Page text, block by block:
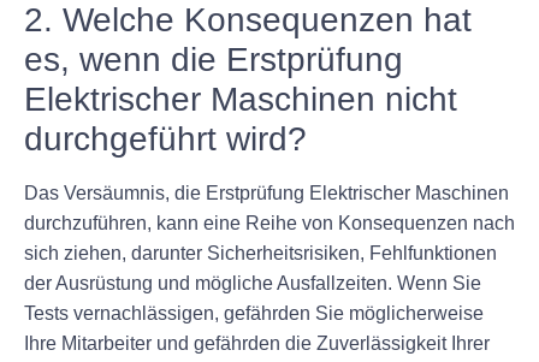
2. Welche Konsequenzen hat
es, wenn die Erstprüfung
Elektrischer Maschinen nicht
durchgeführt wird?
Das Versäumnis, die Erstprüfung Elektrischer Maschinen
durchzuführen, kann eine Reihe von Konsequenzen nach
sich ziehen, darunter Sicherheitsrisiken, Fehlfunktionen
der Ausrüstung und mögliche Ausfallzeiten. Wenn Sie
Tests vernachlässigen, gefährden Sie möglicherweise
Ihre Mitarbeiter und gefährden die Zuverlässigkeit Ihrer